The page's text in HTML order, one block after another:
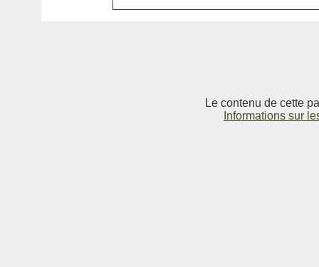
Le contenu de cette
Informations sur